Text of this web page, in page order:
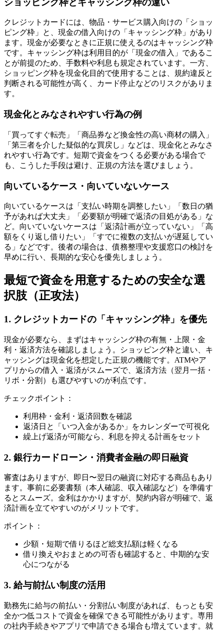
クレジットカードには、物品・サービス購入向けの「ショッ
ピング枠」と、現金の借入向けの「キャッシング枠」があり
ます。現金が必要なときに正規に使えるのはキャッシング枠
です。キャッシング枠は利用目的が「現金の借入」であるこ
とが前提のため、手数料や利息も規定されています。一方、
ショッピング枠を現金化目的で使用することは、規約違反と
判断される可能性が高く、カード停止などのリスクがありま
す。
現金化とみなされやすい行為の例
「買ってすぐ転売」「商品券など換金性の高い商材の購入」
「第三者を介した疑似的な買戻し」などは、現金化とみなさ
れやすい行為です。短期で資金をつくる必要がある場合で
も、こうした手段は避け、正規の方法を選びましょう。
向いているケース・向いていないケース
向いているケースは「支払い時期を調整したい」「数日の猶
予があれば大丈夫」「必要額が明確で返済の目処がある」な
ど。向いていないケースは「返済計画が立っていない」「高
額をくり返し借りたい」「すでに複数の支払いが遅延してい
る」などです。後者の場合は、債務整理や支援窓口の検討を
早めに行い、長期的な安心を優先しましょう。
最短で資金を用意するための安全な選
択肢（正攻法）
1. クレジットカードの「キャッシング枠」を優先
現金が必要なら、まずはキャッシング枠の有無・上限・金
利・返済方法を確認しましょう。ショッピング枠と違い、キ
ャッシングは現金化を想定した正規の機能です。ATMやア
プリからの借入・返済がスムーズで、返済方法（翌月一括・
リボ・分割）も選びやすいのが利点です。
チェックポイント：
利用枠・金利・返済回数を確認
返済日と「いつ入金があるか」をカレンダーで可視化
繰上げ返済が可能なら、利息を抑える計画をセット
2. 銀行カードローン・消費者金融の即日融資
審査はありますが、即日〜翌日の融資に対応する商品もあり
ます。事前に必要書類（本人確認、収入確認など）を準備す
るとスムーズ。金利はかかりますが、契約内容が明確で、返
済計画を立てやすいのがメリットです。
ポイント：
少額・短期で借りるほど総支払額は軽くなる
借り換えやおまとめの可否も確認すると、中期的な安
心につながる
3. 給与前払い制度の活用
勤務先に給与の前払い・分割払い制度があれば、もっとも安
全かつ低コストで資金を確保できる可能性があります。専用
の社内手続きやアプリで申請できる場合も増えています。就